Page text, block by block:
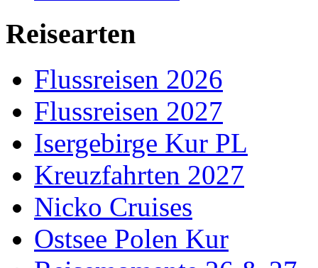
Reisearten
Flussreisen 2026
Flussreisen 2027
Isergebirge Kur PL
Kreuzfahrten 2027
Nicko Cruises
Ostsee Polen Kur